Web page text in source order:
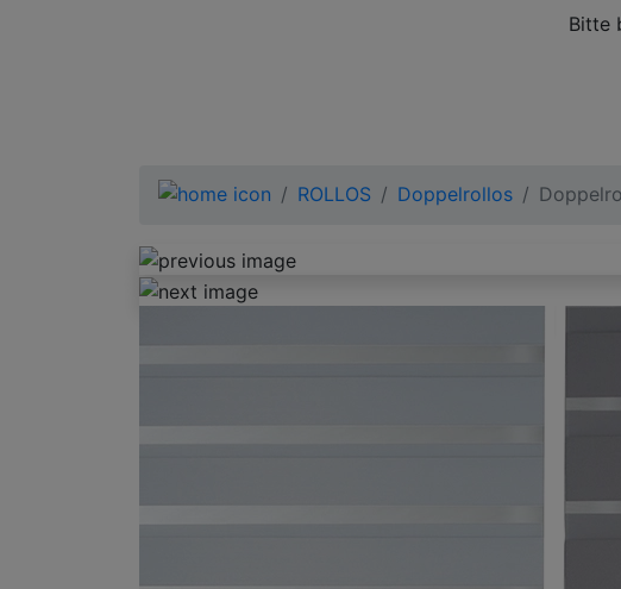
Bitte
ROLLOS Doppelrollos